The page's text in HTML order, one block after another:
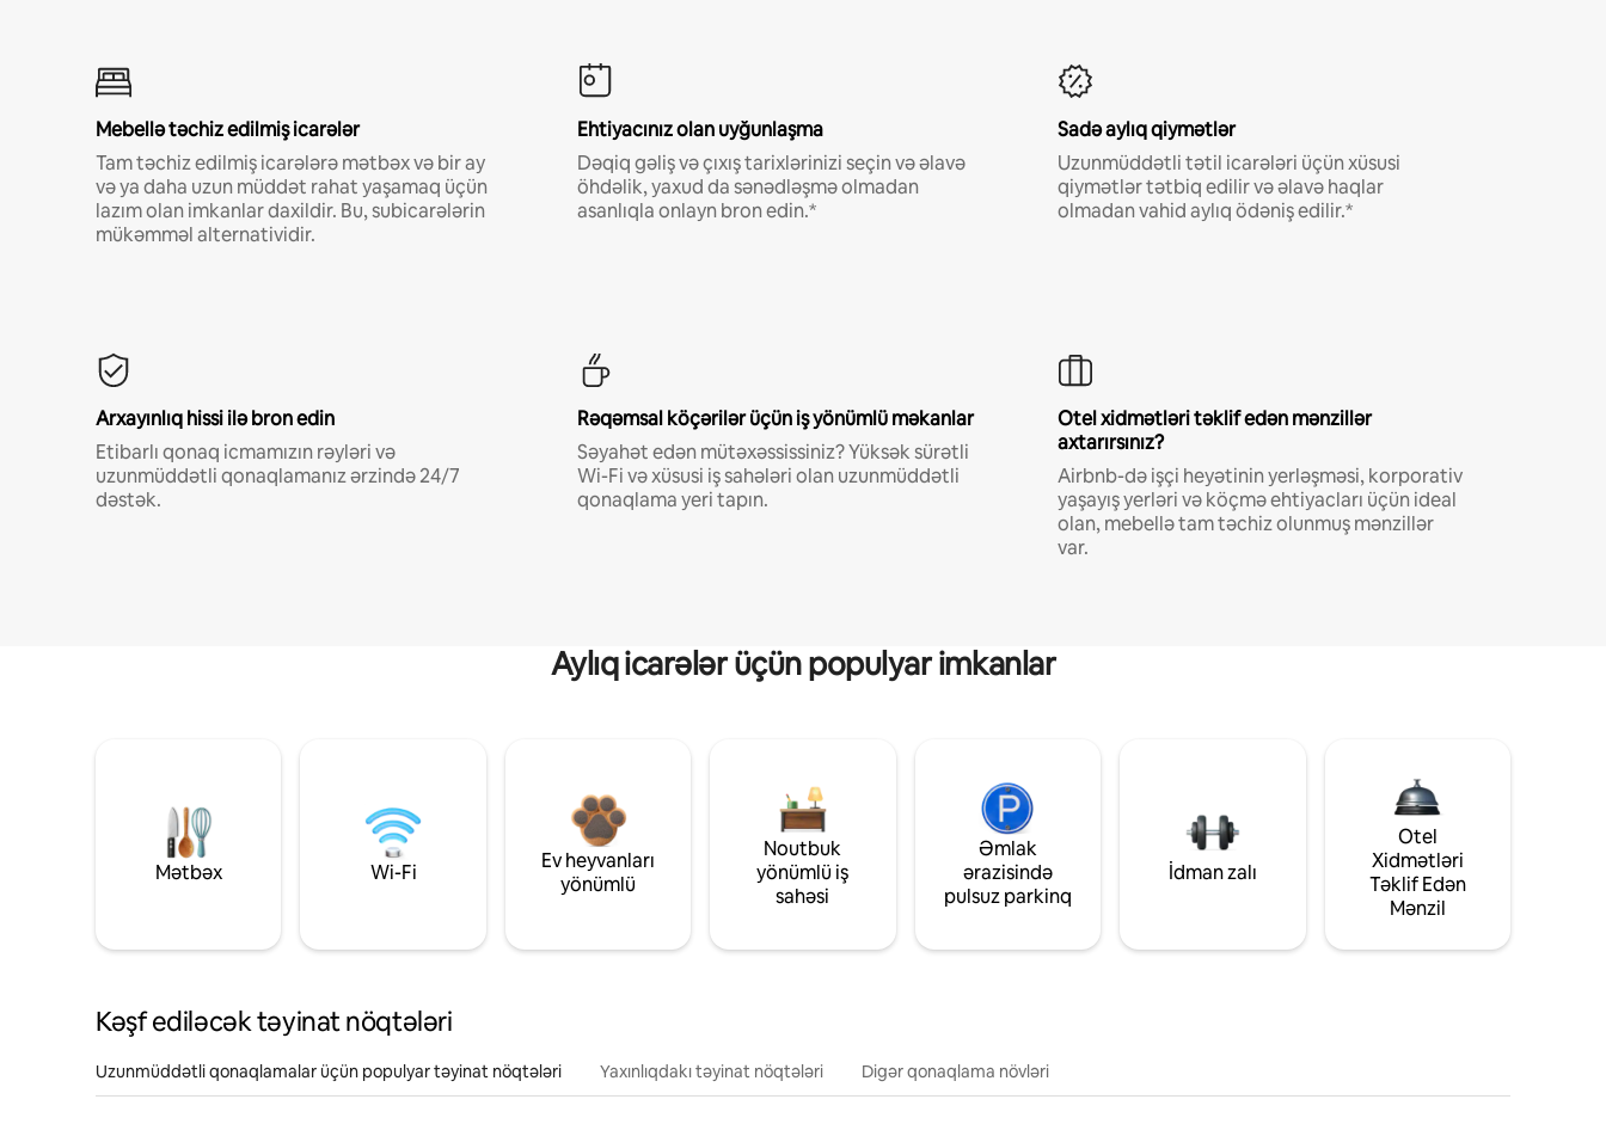
Mebellə təchiz edilmiş icarələr
Tam təchiz edilmiş icarələrə mətbəx və bir ay
və ya daha uzun müddət rahat yaşamaq üçün
lazım olan imkanlar daxildir. Bu, subicarələrin
mükəmməl alternatividir.
Ehtiyacınız olan uyğunlaşma
Dəqiq gəliş və çıxış tarixlərinizi seçin və əlavə
öhdəlik, yaxud da sənədləşmə olmadan
asanlıqla onlayn bron edin.*
Sadə aylıq qiymətlər
Uzunmüddətli tətil icarələri üçün xüsusi
qiymətlər tətbiq edilir və əlavə haqlar
olmadan vahid aylıq ödəniş edilir.*
Arxayınlıq hissi ilə bron edin
Etibarlı qonaq icmamızın rəyləri və
uzunmüddətli qonaqlamanız ərzində 24/7
dəstək.
Rəqəmsal köçərilər üçün iş yönümlü məkanlar
Səyahət edən mütəxəssissiniz? Yüksək sürətli
Wi-Fi və xüsusi iş sahələri olan uzunmüddətli
qonaqlama yeri tapın.
Otel xidmətləri təklif edən mənzillər
axtarırsınız?
Airbnb-də işçi heyətinin yerləşməsi, korporativ
yaşayış yerləri və köçmə ehtiyacları üçün ideal
olan, mebellə tam təchiz olunmuş mənzillər
var.
Aylıq icarələr üçün populyar imkanlar
Mətbəx Wi-Fi
Ev heyvanları
yönümlü
Noutbuk
yönümlü iş
sahəsi
Əmlak
ərazisində
pulsuz parkinq
İdman zalı
Otel
Xidmətləri
Təklif Edən
Mənzil
Kəşf ediləcək təyinat nöqtələri
Uzunmüddətli qonaqlamalar üçün populyar təyinat nöqtələri Yaxınlıqdakı təyinat nöqtələri Digər qonaqlama növləri